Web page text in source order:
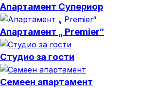
Апартамент Супериор
Апартамент „ Premier“
Студио за гости
Семеен апартамент